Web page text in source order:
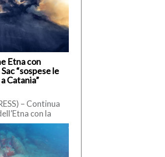
Etna con
“sospese le
Catania”
– Continua
con la
di cenere
L’Istituto
[…]